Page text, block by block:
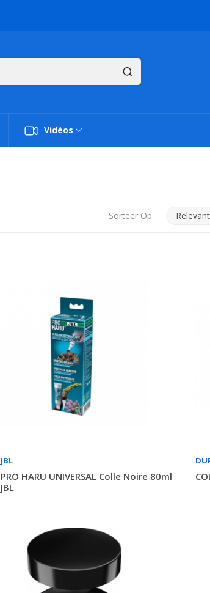
Vidéos
Sorteer Op:
JBL
PRO HARU UNIVERSAL Colle Noire 80ml
JBL